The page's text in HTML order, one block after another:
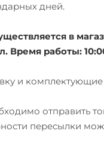
дней.
в
Время работы:
и
отправить
пересылки